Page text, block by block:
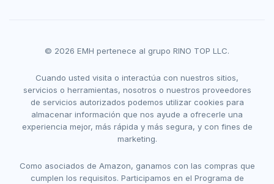
© 2026 EMH pertenece al grupo RINO TOP LLC.
Cuando usted visita o interactúa con nuestros sitios,
servicios o herramientas, nosotros o nuestros proveedores
de servicios autorizados podemos utilizar cookies para
almacenar información que nos ayude a ofrecerle una
experiencia mejor, más rápida y más segura, y con fines de
marketing.
Como asociados de Amazon, ganamos con las compras que
cumplen los requisitos. Participamos en el Programa de